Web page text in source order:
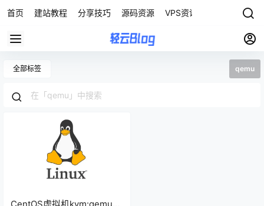
首页 建站教程 分享技巧 源码资源 VPS资讯
全部标签 qemu